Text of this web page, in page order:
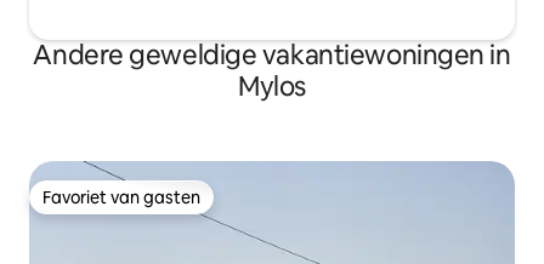
Andere geweldige vakantiewoningen in
Mylos
Favoriet van gasten
Favoriet van gasten